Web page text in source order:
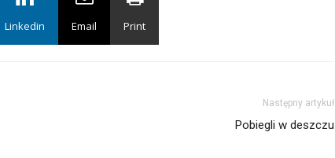
Linkedin Email Print
Następny artykuł
Pobiegli w deszczu